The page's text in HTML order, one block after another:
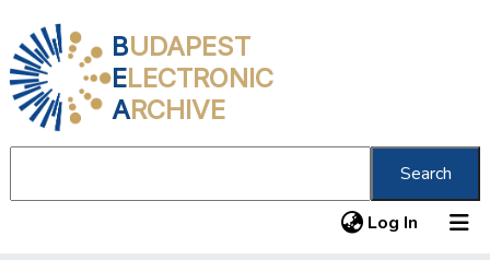
BUDAPEST
ELECTRONIC
ARCHIVE
Search
Log In (current)